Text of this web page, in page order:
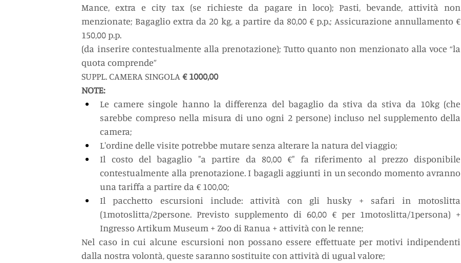
Mance, extra e city tax (se richieste da pagare in loco); Pasti, bevande, attività non
menzionate; Bagaglio extra da 20 kg, a partire da 80,00 € p.p.; Assicurazione annullamento €
150,00 p.p.
(da inserire contestualmente alla prenotazione); Tutto quanto non menzionato alla voce “la
quota comprende”
SUPPL. CAMERA SINGOLA € 1000,00
NOTE:
Le camere singole hanno la differenza del bagaglio da stiva da stiva da 10kg (che
sarebbe compreso nella misura di uno ogni 2 persone) incluso nel supplemento della
camera;
L'ordine delle visite potrebbe mutare senza alterare la natura del viaggio;
Il costo del bagaglio "a partire da 80,00 €" fa riferimento al prezzo disponibile
contestualmente alla prenotazione. I bagagli aggiunti in un secondo momento avranno
una tariffa a partire da € 100,00;
Il pacchetto escursioni include: attività con gli husky + safari in motoslitta
(1motoslitta/2persone. Previsto supplemento di 60,00 € per 1motoslitta/1persona) +
Ingresso Artikum Museum + Zoo di Ranua + attività con le renne;
Nel caso in cui alcune escursioni non possano essere effettuate per motivi indipendenti
dalla nostra volontà, queste saranno sostituite con attività di ugual valore;